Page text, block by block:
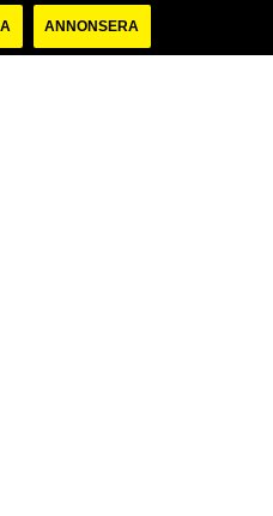
ANNONSERA